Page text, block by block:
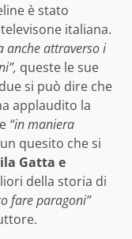
è stato
italiana.
anche attraverso i
queste le sue
si può dire che
applaudito la
“in maniera
quesito che si
Gatta e
della storia di
fare paragoni”